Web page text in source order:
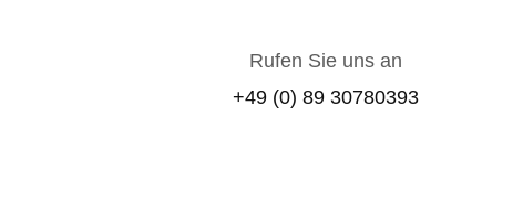
Rufen Sie uns an
+49 (0) 89 30780393